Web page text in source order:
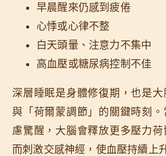
早晨醒來仍感到疲倦
心悸或心律不整
白天頭暈、注意力不集中
高血壓或糖尿病控制不佳
深層睡眠是身體修復期，也是大
與「荷爾蒙調節」的關鍵時刻
慮驚醒，大腦會釋放更多壓力
而刺激交感神經，使血壓持續上